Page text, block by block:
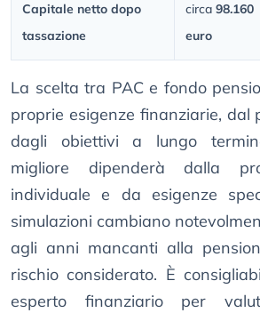
Capitale netto dopo
tassazione
circa 98.160
euro
La scelta tra PAC e fondo
proprie esigenze finanziarie, dal
dagli obiettivi a lungo
migliore dipenderà dalla
individuale e da esigenze
simulazioni cambiano
agli anni mancanti alla
rischio considerato. È
esperto finanziario per